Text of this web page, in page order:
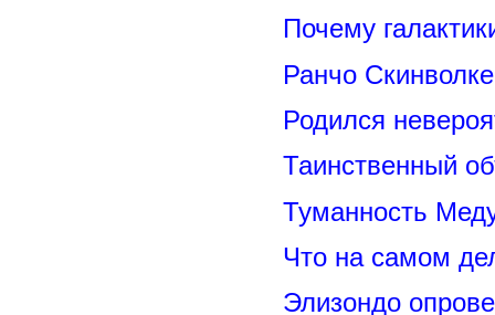
Почему
Ранчо
Родился
Таинственный
Туманность
Что на самом
Элизондо